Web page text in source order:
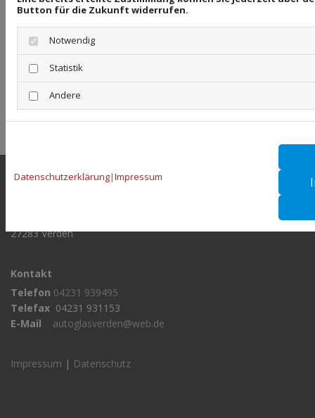
BILDNACHWEISE
210571790 | © romaset /stock.adobe.com
Copyright ©Webseiten erstellendurch die
Schlütersche
Anschrift
27283 Verden
Kontakt
Telefon 04231 939495
Telefax 04231 931153
E-Mail
autoglasverden@web.de
Impressum | Datenschutz
Button für die Zukunft widerrufen.
Notwendig
Statistik
Andere
Datenschutzerklärung|Impressum